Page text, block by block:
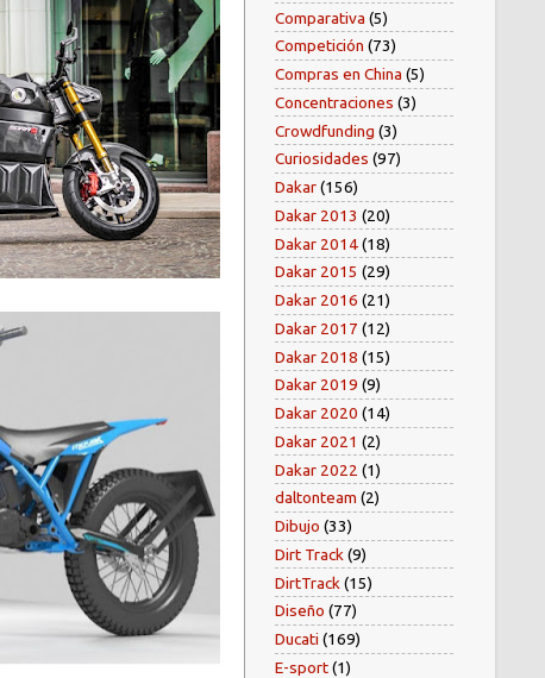
Comparativa (5)
Competición (73)
Compras en China (5)
Concentraciones (3)
Crowdfunding (3)
Curiosidades (97)
Dakar(156)
Dakar 2013 (20)
Dakar 2014(18)
Dakar 2015 (29)
Dakar 2016 (21)
Dakar 2017 (12)
Dakar 2018 (15)
Dakar 2019 (9)
Dakar 2020 (14)
Dakar 2021 (2)
Dakar 2022 (1)
daltonteam (2)
Dibujo (33)
Dirt Track (9)
DirtTrack (15)
Diseño (77)
Ducati (169)
E-sport(1)